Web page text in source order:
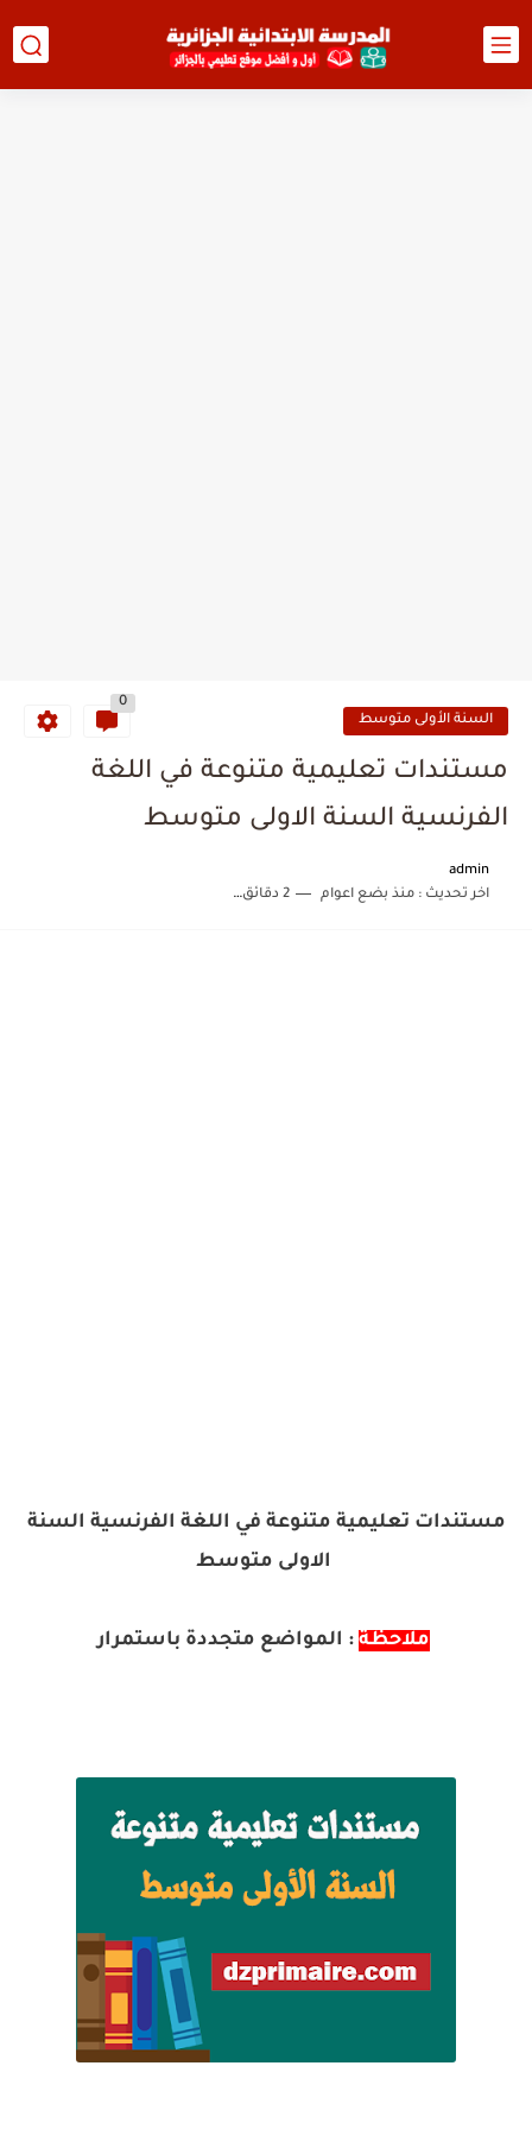
السنة الأولى متوسط
0
مستندات تعليمية متنوعة في اللغة
الفرنسية السنة الاولى متوسط
admin
اخر تحديث :منذ بضع اعوام 2 دقائق للقراءة
مستندات تعليمية متنوعة في اللغة الفرنسية السنة
ملاحظة :